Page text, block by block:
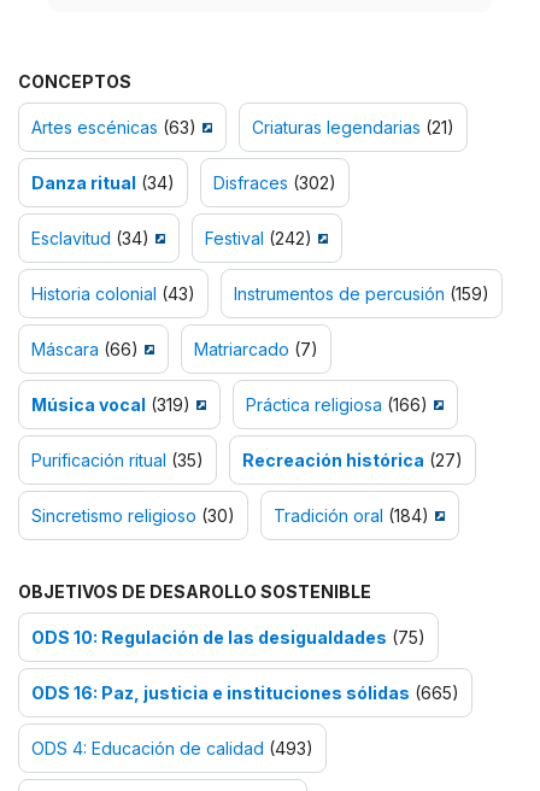
CONCEPTOS
Artes escénicas (63) Criaturas legendarias (21)
Danza ritual (34) Disfraces (302)
Esclavitud (34) Festival (242)
Historia colonial (43) Instrumentos de percusión (159)
Máscara (66) Matriarcado (7)
Música vocal (319) Práctica religiosa (166)
Purificación ritual (35) Recreación histórica (27)
Sincretismo religioso (30) Tradición oral (184)
OBJETIVOS DE DESAROLLO SOSTENIBLE
ODS 10: Regulación de las desigualdades (75)
ODS 16: Paz, justicia e instituciones sólidas (665)
ODS 4: Educación de calidad (493)